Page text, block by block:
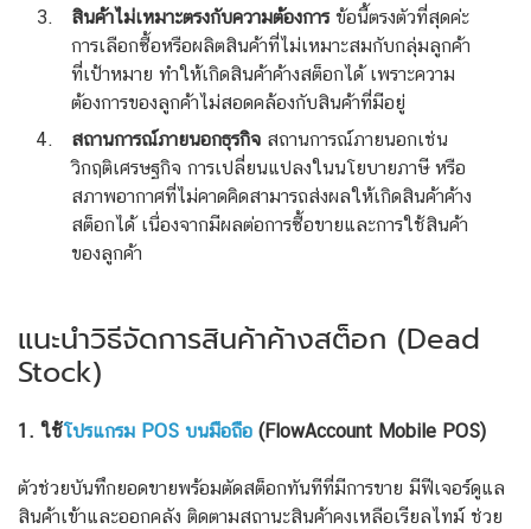
สินค้าไม่เหมาะตรงกับความต้องการข้อนี้ตรงตัวที่สุดค่ะ
การเลือกซื้อหรือผลิตสินค้าที่ไม่เหมาะสมกับกลุ่มลูกค้า
ที่เป้าหมาย ทำให้เกิดสินค้าค้างสต็อกได้ เพราะความ
ต้องการของลูกค้าไม่สอดคล้องกับสินค้าที่มีอยู่
สถานการณ์ภายนอกธุรกิจ สถานการณ์ภายนอกเช่น
วิกฤติเศรษฐกิจ การเปลี่ยนแปลงในนโยบายภาษี หรือ
สภาพอากาศที่ไม่คาดคิดสามารถส่งผลให้เกิดสินค้าค้าง
สต็อกได้ เนื่องจากมีผลต่อการซื้อขายและการใช้สินค้า
ของลูกค้า
แนะนำวิธีจัดการสินค้าค้างสต็อก (Dead
Stock)
1. ใช้โปรแกรม POS บนมือถือ (FlowAccount Mobile POS)
ตัวช่วยบันทึกยอดขายพร้อมตัดสต็อกทันทีที่มีการขาย มีฟีเจอร์ดูแล
สินค้าเข้าและออกคลัง ติดตามสถานะสินค้าคงเหลือเรียลไทม์ ช่วย